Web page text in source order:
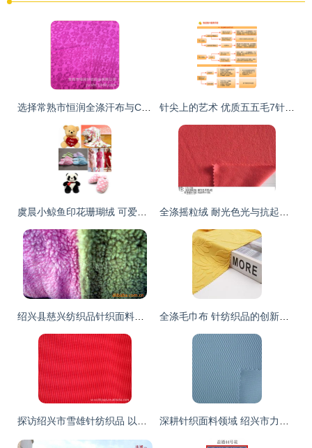
选择常熟市恒润全涤汗布与CVC提花布的四大理由 品质与信赖之选 针尖上的艺术 优质五五毛7针打花技法解析
虞晨小鲸鱼印花珊瑚绒 可爱与品质并存的冬日之选 全涤摇粒绒 耐光色光与抗起球的品质之选
绍兴县慈兴纺织品针织面料产品列表 针纺织品详解 全涤毛巾布 针纺织品的创新之选
探访绍兴市雪雄针纺织品 以专业品质连接针纺面料供应链 深耕针织面料领域 绍兴市力凡针纺织品的网络布与鸟眼布经营之道